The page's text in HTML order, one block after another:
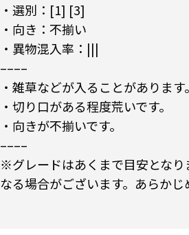
・選別：[1] [3]
・向き：不揃い
・異物混入率：|||
––––
・雑草などが入ることがあります。
・切り口がある程度荒いです。
・向きが不揃いです。
––––
※グレードはあくまで目安とな
なる場合がございます。あらかじ